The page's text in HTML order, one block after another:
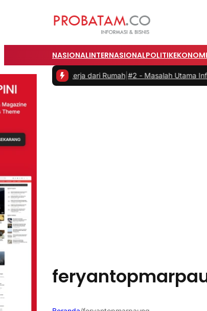
NASIONALINTERNASIONALPOLITIKEKONOMI
Bekerja dari Rumah |#2 -Masalah Utama Infrastruktur